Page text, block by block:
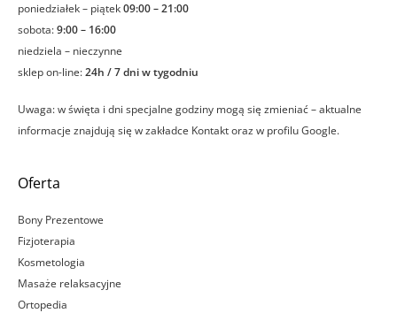
poniedziałek – piątek09:00 – 21:00
sobota:9:00 – 16:00
niedziela – nieczynne
sklep on-line:24h / 7 dni w tygodniu
Uwaga: w święta i dni specjalne godziny mogą się zmieniać – aktualne
informacje znajdują się w zakładce Kontakt oraz w profilu Google.
Oferta
Bony Prezentowe
Fizjoterapia
Kosmetologia
Masaże relaksacyjne
Ortopedia